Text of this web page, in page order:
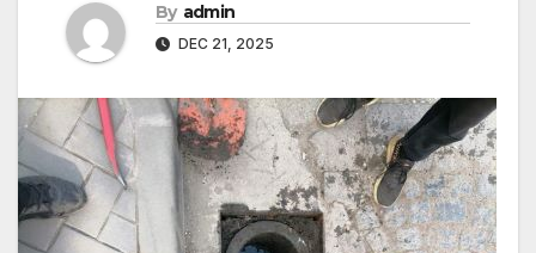
By admin
DEC 21, 2025